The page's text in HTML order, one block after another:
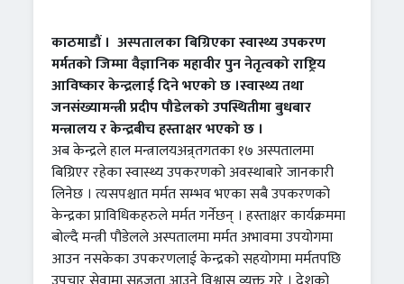
काठमाडौं । अस्पतालका बिग्रिएका स्वास्थ्य उपकरण
मर्मतको जिम्मा वैज्ञानिक महावीर पुन नेतृत्वको राष्ट्रिय
आविष्कार केन्द्रलाई दिने भएको छ ।स्वास्थ्य तथा
जनसंख्यामन्त्री प्रदीप पौडेलको उपस्थितीमा बुधबार
मन्त्रालय र केन्द्रबीच हस्ताक्षर भएको छ ।
अब केन्द्रले हाल मन्त्रालयअन्र्तगतका १७ अस्पतालमा
बिग्रिएर रहेका स्वास्थ्य उपकरणको अवस्थाबारे जानकारी
लिनेछ । त्यसपश्चात मर्मत सम्भव भएका सबै उपकरणको
केन्द्रका प्राविधिकहरुले मर्मत गर्नेछन् । हस्ताक्षर कार्यक्रममा
बोल्दै मन्त्री पौडेलले अस्पतालमा मर्मत अभावमा उपयोगमा
आउन नसकेका उपकरणलाई केन्द्रको सहयोगमा मर्मतपछि